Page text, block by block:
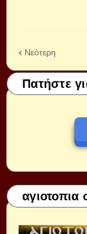
Νεότερη
Πατήστε
αγιοτοπια